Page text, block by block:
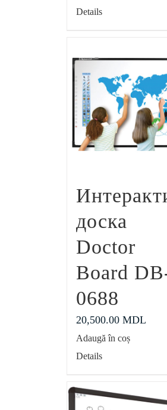
Details
доска
Doctor
Board
0688
20,500.00 MDL
Adaugă în coș
Details